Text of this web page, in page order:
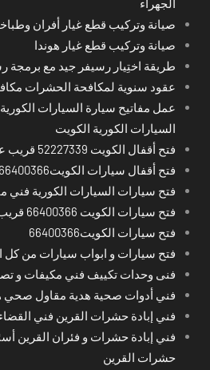
الجهراء
صيانة وتركيب قطع غيار أفران
صيانة وتركيب قطع غيار هوندا
طريقة اختِيار رسيفر جيد مع برمجة
عقود سنوية لمكافحة الحشرات
عمل مفاتيح سيارة السيارات
السيارات الكورية الكويت
فتح أقفال الكويت 52227339 قريب على موقعي
فتح أقفال سيارات الكويت66400366 فوري
فتح سيارات السيارات الكورية فني
فتح سيارات الكويت 66400366 قريب على موقعي
فتح سيارات الكويت66400366
فتح سيارات و ابواب سيارات من كل
فنى وحدات تكييف فني مكيفات و
فني أدوات صحية هدية مقاول صحي
فني إبادة حشرات القرين فني
فني إبادة حشرات و فئران القرين
حشرات القرين